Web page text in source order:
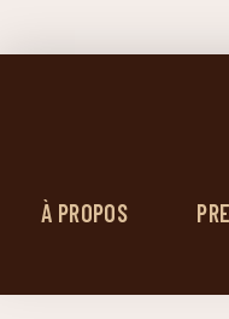
À PROPOS